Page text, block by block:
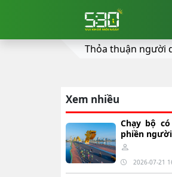
Thỏa thuận người
Xem nhiều
Chạy bộ
phiền
2026-07-21